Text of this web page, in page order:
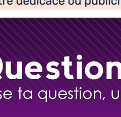
3 personnes viennent de nous
8 personnes viennent de faire un
Nouvelle émission radio : Visions de
61 personnes viennent de demander
Il reste 49 places pour étudier en
Ariel vient de donner son Maasser
Nathaniel vient de donner son Maasser